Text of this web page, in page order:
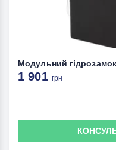
Модульний
1 901 грн